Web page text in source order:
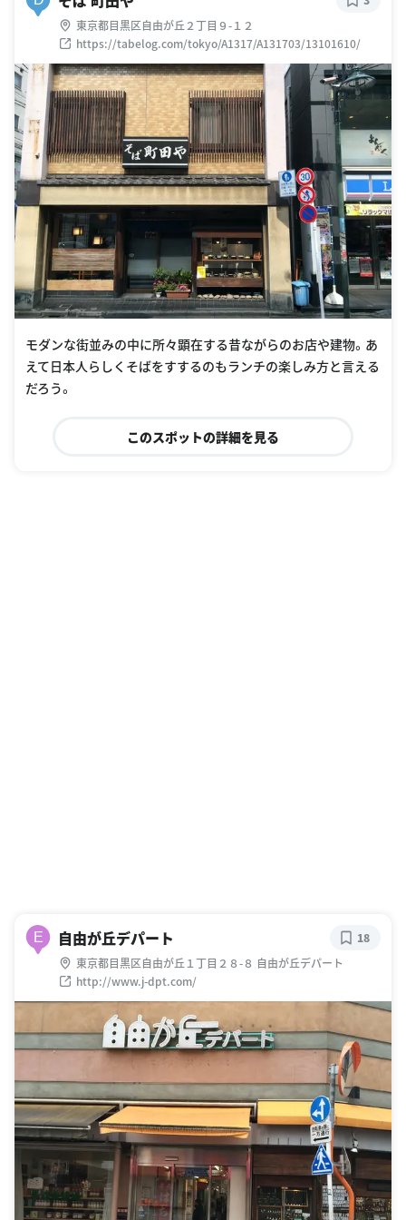
東京都目黒区自由が丘２丁目９-１２
https://tabelog.com/tokyo/A1317/A131703/13101610/
モダンな街並みの中に所々顕在する昔ながらのお店や建物。あ
えて日本人らしくそばをすするのもランチの楽しみ方と言える
だろう。
このスポットの詳細を見る
E 自由が丘デパート
東京都目黒区自由が丘１丁目２８-８ 自由が丘デパート
http://www.j-dpt.com/
18